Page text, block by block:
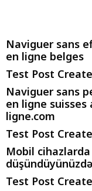
Naviguer sans
en ligne belges
Test Post
Naviguer sans
en ligne suisses
ligne.com
Test Post
Mobil
Test Post